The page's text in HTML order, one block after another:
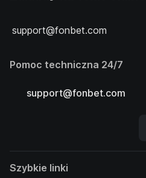
support@fonbet.com
Pomoc techniczna 24/7
support@fonbet.com
Szybkie linki